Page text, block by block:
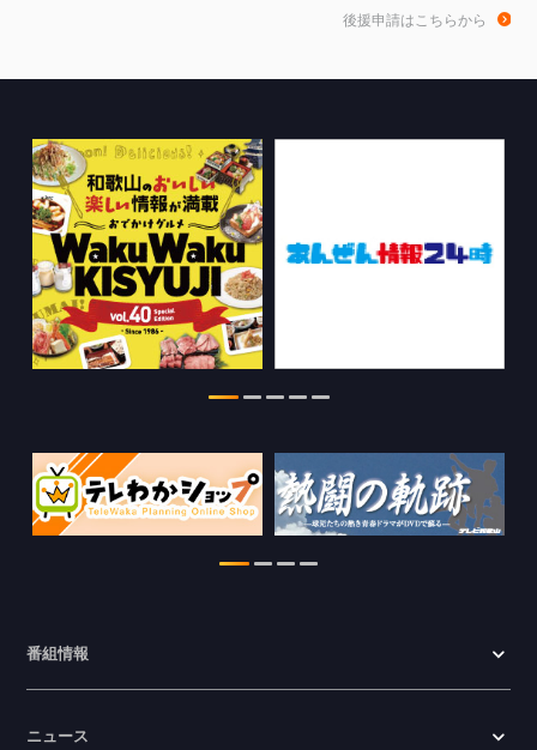
和歌山de乾杯！の情報を更新しました。
2026.08.04
WTV NEWS6【WAKAYAMA SDGs】の
情報を更新しました。
特別番組【8月】の情報を更新しました。
わかやま医療ナビの情報を更新しまし
た。
新しました。
2026.06.23
後援申請はこちらから
番組情報
ニュース